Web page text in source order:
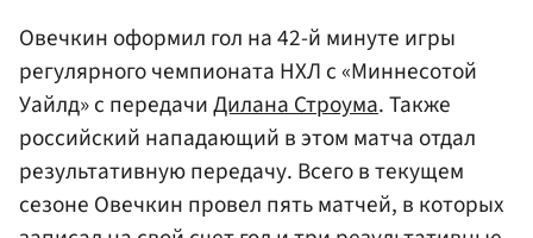
Овечкин оформил гол на 42-й минуте игры
регулярного чемпионата НХЛ с «Миннесотой
Уайлд» с передачиДилана Строума. Также
российский нападающий в этом матча отдал
результативную передачу. Всего в текущем
сезоне Овечкин провел пять матчей, в которых